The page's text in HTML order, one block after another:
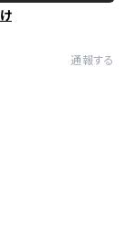
通報する